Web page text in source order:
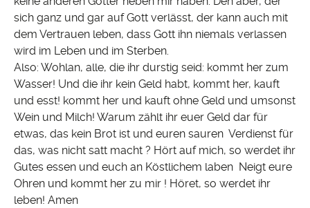
sich ganz und gar auf Gott verlässt, der kann auch mit
dem Vertrauen leben, dass Gott ihn niemals verlassen
wird im Leben und im Sterben.
Also: Wohlan, alle, die ihr durstig seid: kommt her zum
Wasser! Und die ihr kein Geld habt, kommt her, kauft
und esst! kommt her und kauft ohne Geld und umsonst
Wein und Milch! Warum zählt ihr euer Geld dar für
etwas, das kein Brot ist und euren sauren Verdienst für
das, was nicht satt macht ? Hört auf mich, so werdet ihr
Gutes essen und euch an Köstlichem laben Neigt eure
Ohren und kommt her zu mir ! Höret, so werdet ihr
leben! Amen